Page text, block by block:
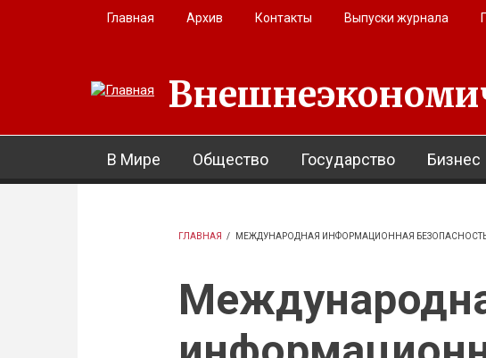
Перейти к основному содержанию
Главная Архив Контакты Выпуски журнала
В Мире Общество Государство Бизнес
ГЛАВНАЯ / МЕЖДУНАРОДНАЯ ИНФОРМАЦИОННАЯ